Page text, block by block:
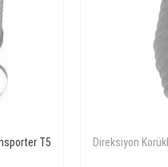
T5 Direksiyon